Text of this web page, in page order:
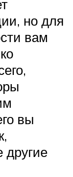
но для
вам
вы
другие